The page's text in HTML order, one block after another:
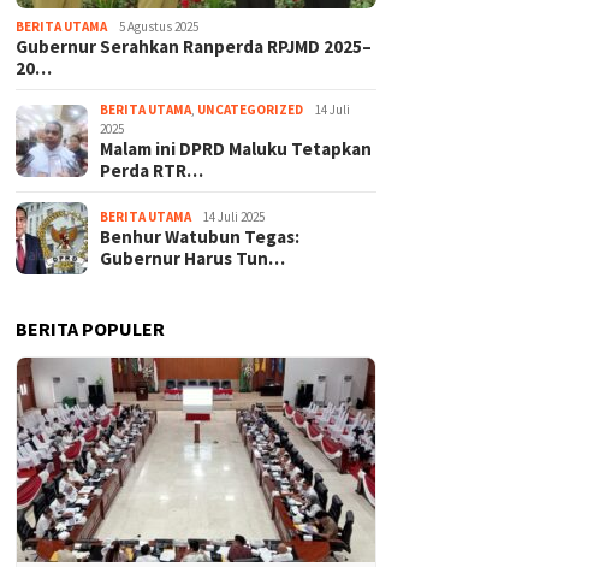
BERITA UTAMA 5 Agustus 2025
Gubernur Serahkan Ranperda RPJMD 2025–
20…
BERITA UTAMA UNCATEGORIZED
14 Juli
2025
Malam ini DPRD Maluku Tetapkan
Perda RTR…
BERITA UTAMA 14 Juli 2025
Benhur Watubun Tegas:
Gubernur Harus Tun…
BERITA POPULER